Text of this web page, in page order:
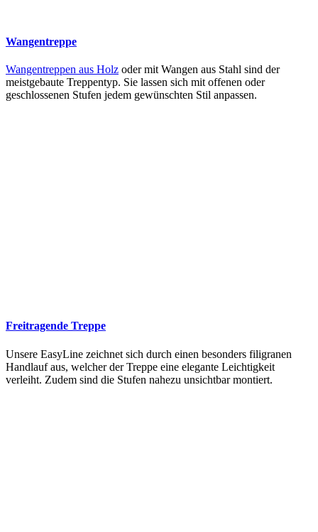
Wangentreppe
Wangentreppen aus Holz oder mit Wangen aus Stahl sind der
meistgebaute Treppentyp. Sie lassen sich mit offenen oder
geschlossenen Stufen jedem gewünschten Stil anpassen.
Freitragende Treppe
Unsere EasyLine zeichnet sich durch einen besonders filigranen
Handlauf aus, welcher der Treppe eine elegante Leichtigkeit
verleiht. Zudem sind die Stufen nahezu unsichtbar montiert.